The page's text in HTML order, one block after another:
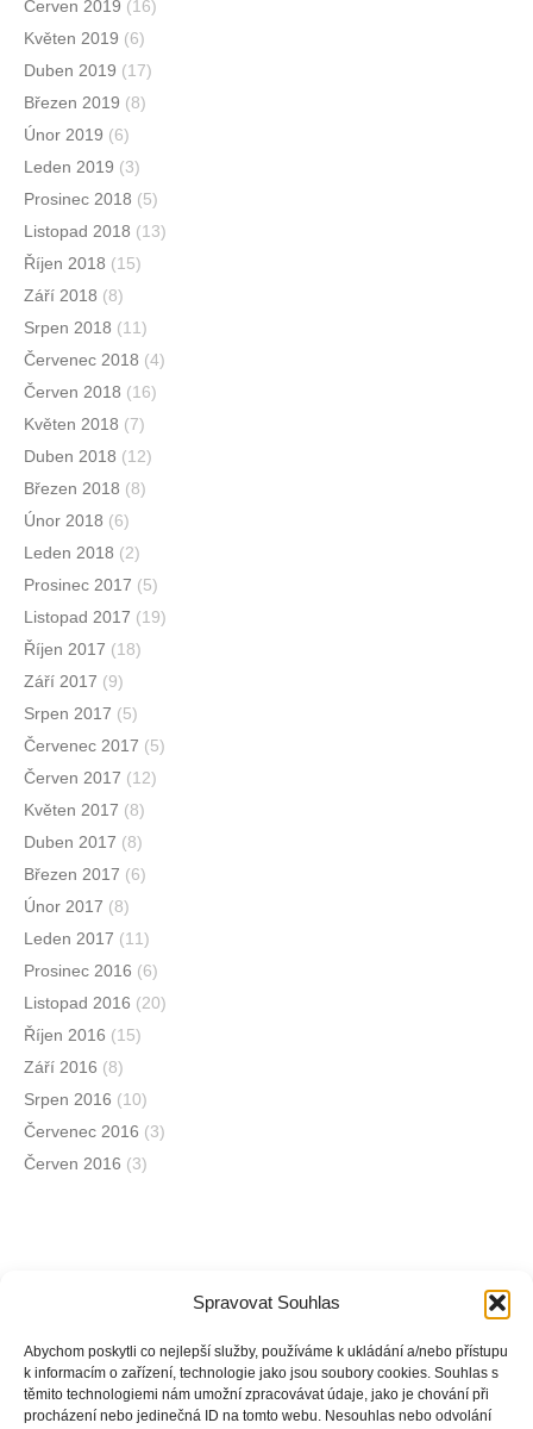
Spravovat Souhlas
Abychom poskytli co nejlepší služby, používáme k ukládání a/nebo přístupu
k informacím o zařízení, technologie jako jsou soubory cookies. Souhlas s
těmito technologiemi nám umožní zpracovávat údaje, jako je chování při
procházení nebo jedinečná ID na tomto webu. Nesouhlas nebo odvolání
Červen 2019 (16)
Květen 2019 (6)
Duben 2019 (17)
Březen 2019 (8)
Únor 2019 (6)
Leden 2019 (3)
Prosinec 2018 (5)
Listopad 2018 (13)
Říjen 2018 (15)
Září 2018 (8)
Srpen 2018 (11)
Červenec 2018 (4)
Červen 2018 (16)
Květen 2018 (7)
Duben 2018 (12)
Březen 2018 (8)
Únor 2018 (6)
Leden 2018 (2)
Prosinec 2017 (5)
Listopad 2017 (19)
Říjen 2017 (18)
Září 2017 (9)
Srpen 2017 (5)
Červenec 2017 (5)
Červen 2017 (12)
Květen 2017 (8)
Duben 2017 (8)
Březen 2017 (6)
Únor 2017 (8)
Leden 2017 (11)
Prosinec 2016 (6)
Listopad 2016 (20)
Říjen 2016 (15)
Září 2016 (8)
Srpen 2016 (10)
Červenec 2016 (3)
Červen 2016 (3)
Jsme na sociálních sítích
Facebook